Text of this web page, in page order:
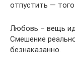
отпустить —
Любовь – вещь
Смешение
безнаказанно.